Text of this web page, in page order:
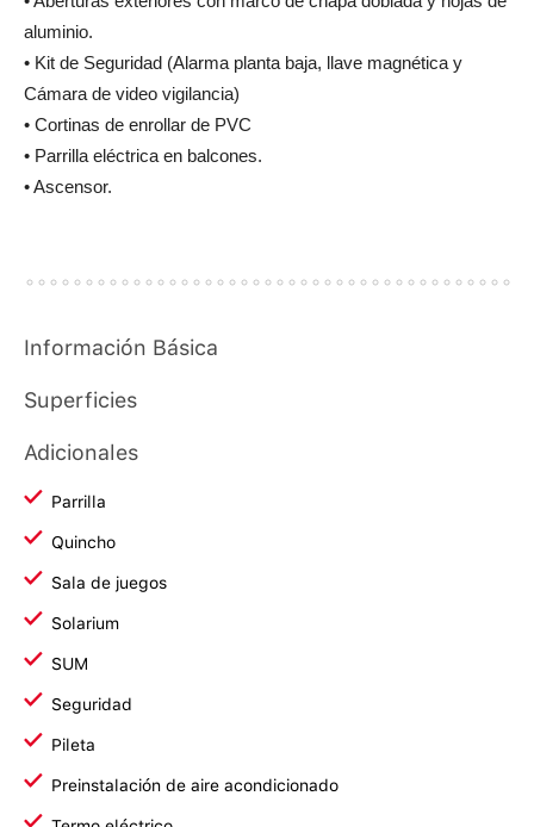
aluminio.
• Kit de Seguridad (Alarma planta baja, llave magnética y
Cámara de video vigilancia)
• Cortinas de enrollar de PVC
• Parrilla eléctrica en balcones.
• Ascensor.
Información Básica
Superficies
Adicionales
Parrilla
Quincho
Sala de juegos
Solarium
SUM
Seguridad
Pileta
Preinstalación de aire acondicionado